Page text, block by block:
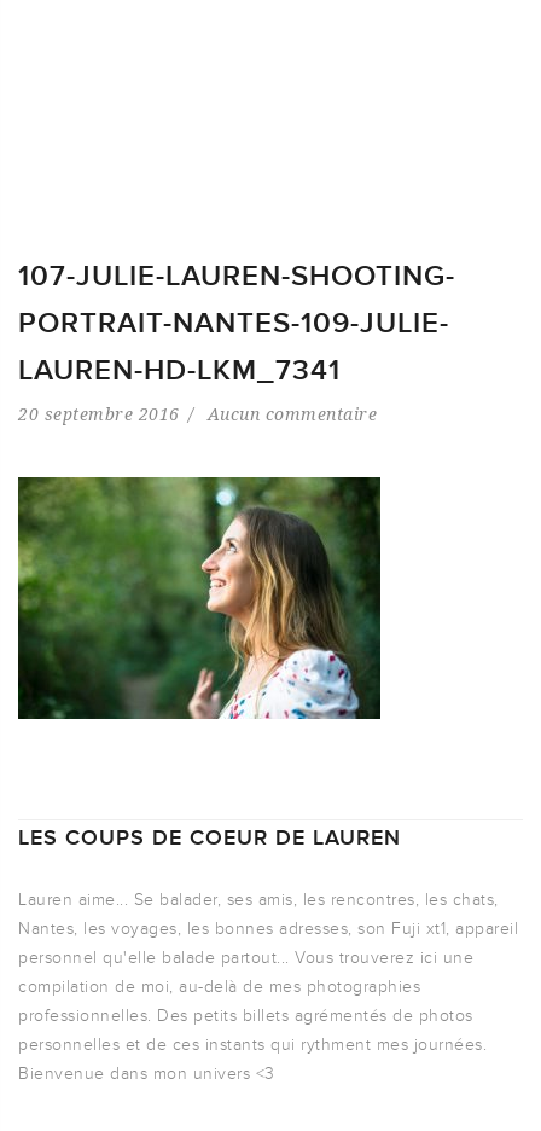
107-JULIE-LAUREN-SHOOTING-
PORTRAIT-NANTES-109-JULIE-
LAUREN-HD-LKM_7341
20 septembre 2016 Aucun commentaire
LES COUPS DE COEUR DE LAUREN
Lauren aime... Se balader, ses amis, les rencontres, les chats,
Nantes, les voyages, les bonnes adresses, son Fuji xt1, appareil
personnel qu'elle balade partout... Vous trouverez ici une
compilation de moi, au-delà de mes photographies
professionnelles. Des petits billets agrémentés de photos
personnelles et de ces instants qui rythment mes journées.
Bienvenue dans mon univers <3